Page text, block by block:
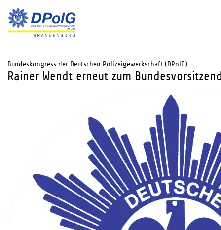
Bundeskongress der Deutschen Polizeigewerkschaft (DPolG):
Rainer Wendt erneut zum